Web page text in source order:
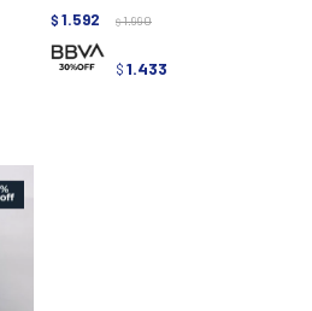
$ 1.592 $ 1.990
$ 1.433